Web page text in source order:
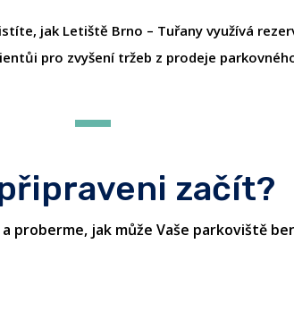
jak Letiště Brno – Tuřany využívá
pro zvyšení tržeb z prodeje
začít?
proberme, jak může Vaše parkoviště